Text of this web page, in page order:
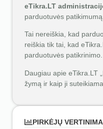
eTikra.LT
parduotuvės
Tai nereiškia, kad
reiškia tik tai, kad
parduotuvės patikrinimo.
Daugiau apie eTikra.LT
žymą ir kaip ji
PIRKĖJŲ